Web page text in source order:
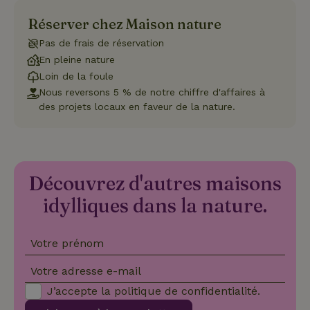
Réserver chez Maison nature
Pas de frais de réservation
En pleine nature
Loin de la foule
Nous reversons 5 % de notre chiffre d'affaires à
des projets locaux en faveur de la nature.
Découvrez d'autres maisons
idylliques dans la nature.
Votre prénom
Votre adresse e-mail
J’accepte la politique de confidentialité.
fonctionnalités de base du site Web telles que la connexion
peut pas être utilisé correctement sans les cookies
strictement nécessaires.
Domaine
CookieScriptConsent
CookieScript
4
mémoriser
préférences
que la
Cookie-
Politique de confidentialité de Google